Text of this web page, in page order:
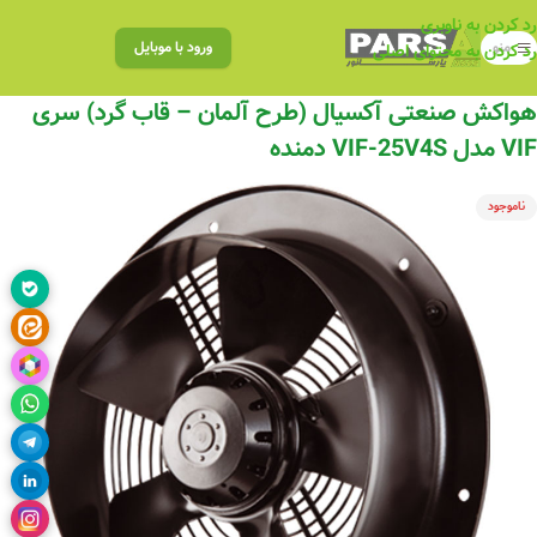
رد کردن به ناوبری
رد کردن به محتوای اصلی
منو ورود با موبایل
هواکش صنعتی آکسیال (طرح آلمان – قاب گرد) سری
VIF مدل VIF-25V4S دمنده
ناموجود